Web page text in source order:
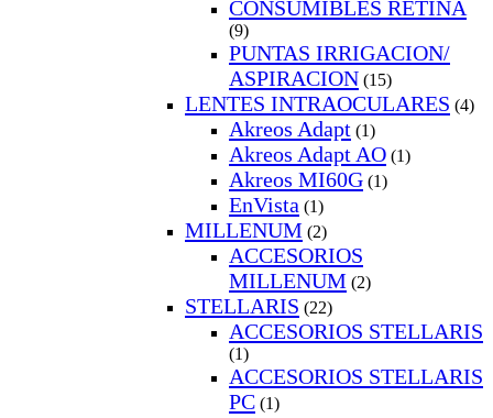
CONSUMIBLES RETINA
(9)
PUNTAS IRRIGACION/
ASPIRACION (15)
LENTES INTRAOCULARES (4)
Akreos Adapt (1)
Akreos Adapt AO (1)
Akreos MI60G (1)
EnVista (1)
MILLENUM (2)
ACCESORIOS
MILLENUM (2)
STELLARIS (22)
ACCESORIOS STELLARIS
(1)
ACCESORIOS STELLARIS
PC (1)